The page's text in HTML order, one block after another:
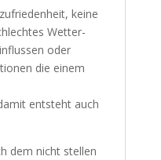
schlechtes
beeinflussen
die
entsteht
dem nicht